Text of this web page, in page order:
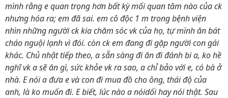
mình rằng e quan trọng hơn bất kỳ mối quan tâm nào của ck
nhưng hóa ra; em đã sai. em cô độc 1 m trong bệnh viện
nhìn những người ck kia chăm sóc vk của họ, tự mình ăn bát
cháo nguội lạnh vì đói. còn ck em đang đi gặp người con gái
khác. Chủ nhật tiếp theo, a sẵn sàng đi ăn đi đánh bi a, ko hề
nghĩ vk a sẽ ăn gì, sức khỏe vk ra sao, a chỉ bảo với e, có bà ở
nhà. E nói a đưa e và con đi mua đồ cho ông, thái độ của
anh, là ko muốn đi. E biết, lúc nào a nóidối hay nói thật. Sau